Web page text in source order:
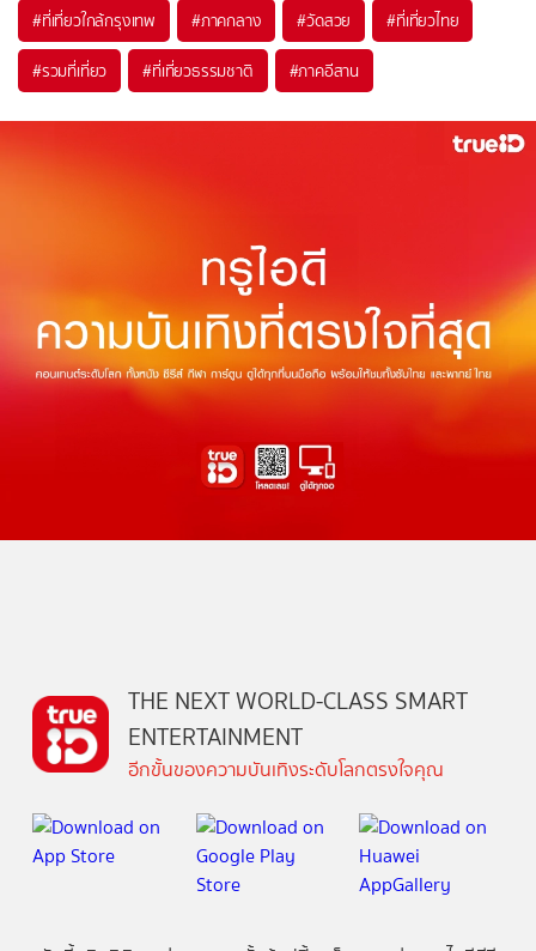
#ที่เที่ยวใกล้กรุงเทพ #ภาคกลาง #วัดสวย #ที่เที่ยวไทย
#รวมที่เที่ยว #ที่เที่ยวธรรมชาติ #ภาคอีสาน
THE NEXT WORLD-CLASS SMART
ENTERTAINMENT
อีกขั้นของความบันเทิงระดับโลกตรงใจคุณ